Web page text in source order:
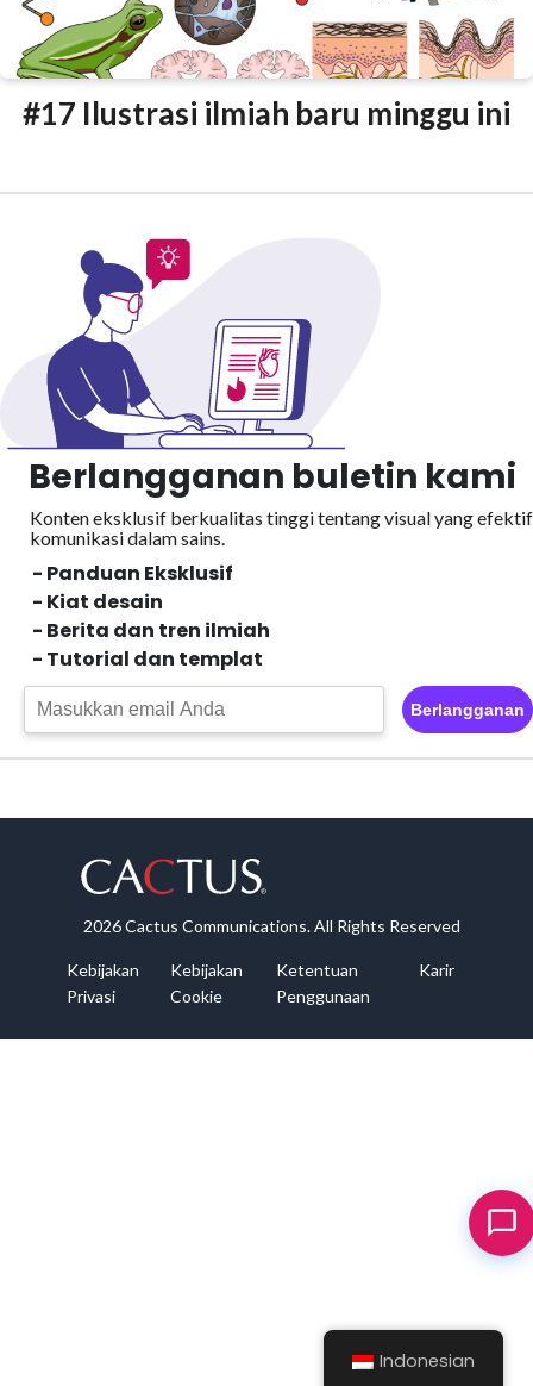
#17 Ilustrasi ilmiah baru minggu ini
Berlangganan buletin kami
Konten eksklusif berkualitas tinggi tentang visual yang efektif
komunikasi dalam sains.
- Panduan Eksklusif
- Kiat desain
- Berita dan tren ilmiah
- Tutorial dan templat
Berlangganan
2026 Cactus Communications. All Rights Reserved
Kebijakan
Privasi
Kebijakan
Cookie
Ketentuan
Penggunaan
Karir
Indonesian